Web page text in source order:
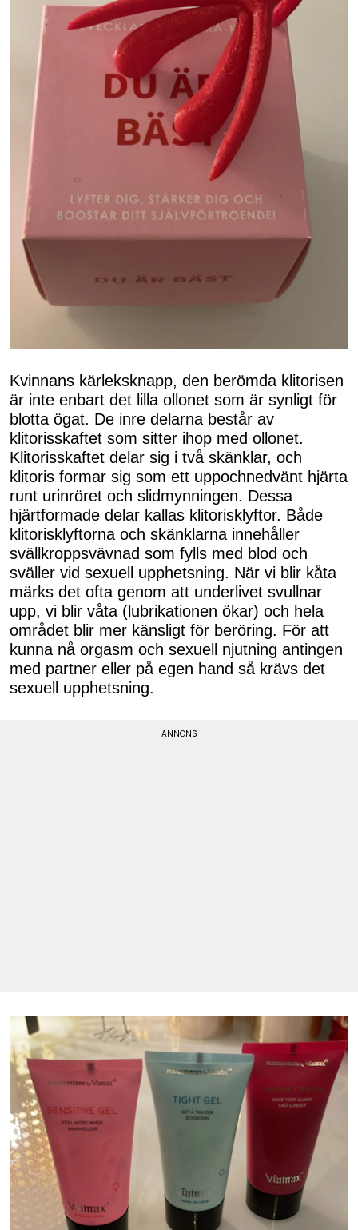
Kvinnans kärleksknapp, den berömda klitorisen
är inte enbart det lilla ollonet som är synligt för
blotta ögat. De inre delarna består av
klitorisskaftet som sitter ihop med ollonet.
Klitorisskaftet delar sig i två skänklar, och
klitoris formar sig som ett uppochnedvänt hjärta
runt urinröret och slidmynningen. Dessa
hjärtformade delar kallas klitorisklyftor. Både
klitorisklyftorna och skänklarna innehåller
svällkroppsvävnad som fylls med blod och
sväller vid sexuell upphetsning. När vi blir kåta
märks det ofta genom att underlivet svullnar
upp, vi blir våta (lubrikationen ökar) och hela
området blir mer känsligt för beröring. För att
kunna nå orgasm och sexuell njutning antingen
med partner eller på egen hand så krävs det
sexuell upphetsning.